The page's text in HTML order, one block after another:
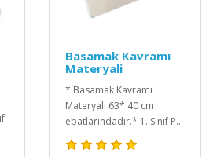
Basamak Kavramı
Materyali
* Basamak Kavramı
Materyali 63* 40 cm
ebatlarındadır.* 1. Sınıf P..